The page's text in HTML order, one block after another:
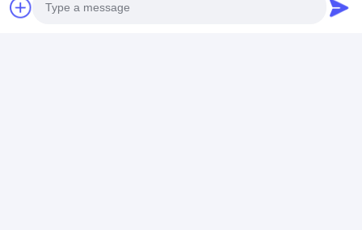
Parco industriale Jiaoxi, città di Zhenglu, distretto di